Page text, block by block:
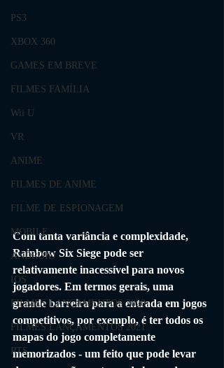
PS3
XBOX 360
GAMES EM BREVE
FILMES FAMÍLIA
Wii U
VR
ANIME
FILMES DE ANIME
FILME DE ESPIONAGEM
MOBILE
ANDROID
IOS
FILMES LANÇAMENTOS 2020
FILMES LANÇAMENTOS 2021
RTS
Com tanta variância e complexidade,
Rainbow Six Siege pode ser
relativamente inacessível para novos
jogadores. Em termos gerais, uma
grande barreira para a entrada em jogos
competitivos, por exemplo, é ter todos os
mapas do jogo completamente
memorizados - um feito que pode levar